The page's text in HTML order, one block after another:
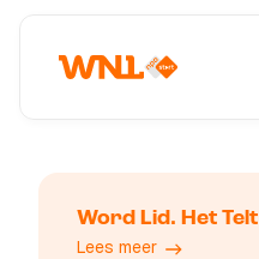
Word Lid. Het Telt
Lees meer